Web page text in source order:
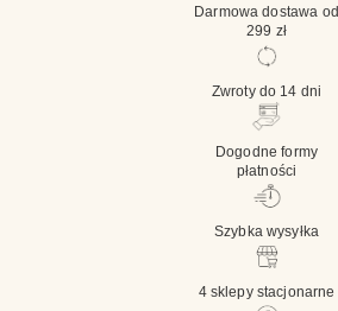
Darmowa dostawa od
299 zł
Zwroty do 14 dni
Dogodne formy
płatności
Szybka wysyłka
4 sklepy stacjonarne